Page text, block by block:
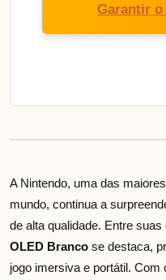
Garantir o
A Nintendo, uma das
mundo, continua a
de alta qualidade. Entre
OLED Branco se destaca,
jogo imersiva e portátil. Com